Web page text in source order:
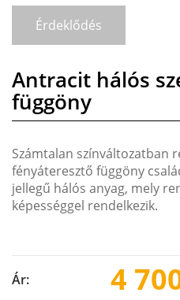
Érdeklődés
Antracit hálós
függöny
Számtalan színváltozatban
fényáteresztő függöny
jellegű hálós anyag, mely
képességgel rendelkezik.
Ár: 4